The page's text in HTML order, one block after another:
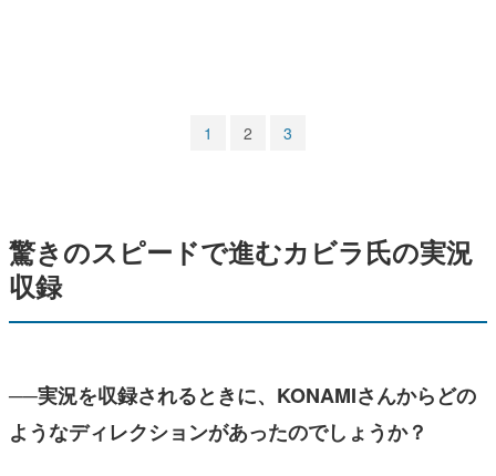
1 2 3
驚きのスピードで進むカビラ氏の実況
収録
──実況を収録されるときに、KONAMIさんからどの
ようなディレクションがあったのでしょうか？